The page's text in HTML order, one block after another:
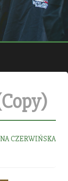
CZERWIŃSKA